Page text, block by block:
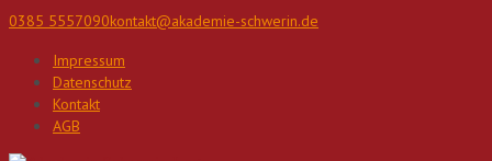
Direkt
Inhalt
0385 5557090kontakt@akademie-schwerin.de
Impressum
Datenschutz
Kontakt
AGB